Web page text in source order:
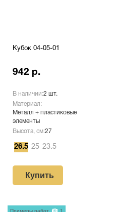
Кубок 04-05-01
942 р.
В наличии:2 шт.
Материал:
Металл + пластиковые
элементы
Высота, см:27
26.5 25 23.5
Купить
Примеры работ 1